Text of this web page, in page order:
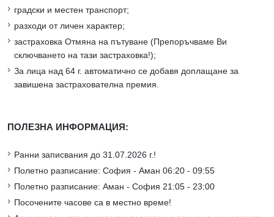
градски и местен транспорт;
разходи от личен характер;
застраховка Отмяна на пътуване (Препоръчваме Ви
сключването на тази застраховка!);
За лица над 64 г. автоматично се добавя доплащане за
завишена застрахователна премия.
ПОЛЕЗНА ИНФОРМАЦИЯ:
Ранни записвания до 31.07.2026 г.!
Полетно разписание: София - Аман 06:20 - 09:55
Полетно разписание: Аман - София 21:05 - 23:00
Посочените часове са в местно време!